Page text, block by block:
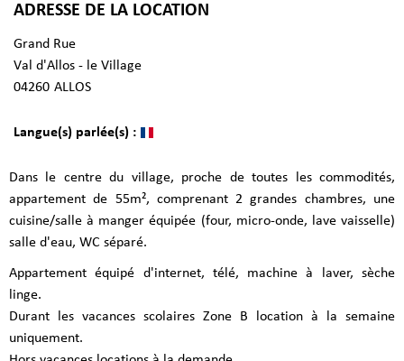
ADRESSE DE LA LOCATION
Grand Rue
Val d'Allos - le Village
04260 ALLOS
Langue(s) parlée(s) :
Dans le centre du village, proche de toutes les commodités,
appartement de 55m², comprenant 2 grandes chambres, une
cuisine/salle à manger équipée (four, micro-onde, lave vaisselle)
salle d'eau, WC séparé.
Appartement équipé d'internet, télé, machine à laver, sèche
linge.
Durant les vacances scolaires Zone B location à la semaine
uniquement.